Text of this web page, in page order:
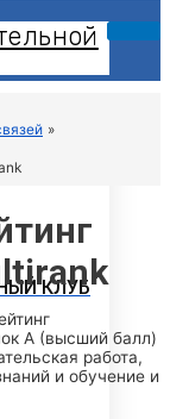
КЛУБ
A (высший балл)
работа,
и обучение и